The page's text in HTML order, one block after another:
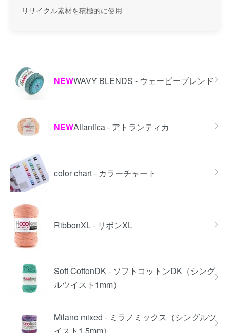
リサイクル素材を積極的に使用
カテゴリー一覧
NEWWAVY BLENDS - ウェービーブレンド
NEWAtlantica - アトランティカ
color chart - カラーチャート
RibbonXL - リボンXL
Soft CottonDK - ソフトコットンDK（シング
ルツイスト1mm）
Milano mixed - ミラノミックス（シングルツ